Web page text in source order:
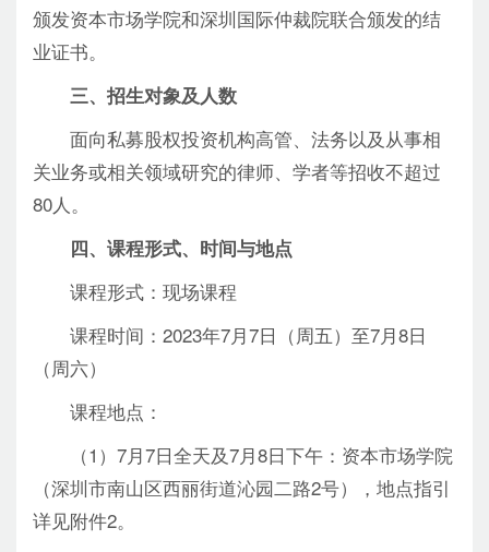
颁发资本市场学院和深圳国际仲裁院联合颁发的结
业证书。
三、招生对象及人数
面向私募股权投资机构高管、法务以及从事相
关业务或相关领域研究的律师、学者等招收不超过
80人。
四、课程形式、时间与地点
课程形式：现场课程
课程时间：2023年7月7日（周五）至7月8日
（周六）
课程地点：
（1）7月7日全天及7月8日下午：资本市场学院
（深圳市南山区西丽街道沁园二路2号），地点指引
详见附件2。